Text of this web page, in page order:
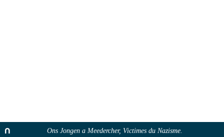
Ons Jongen a Meedercher, Victimes du Nazisme.